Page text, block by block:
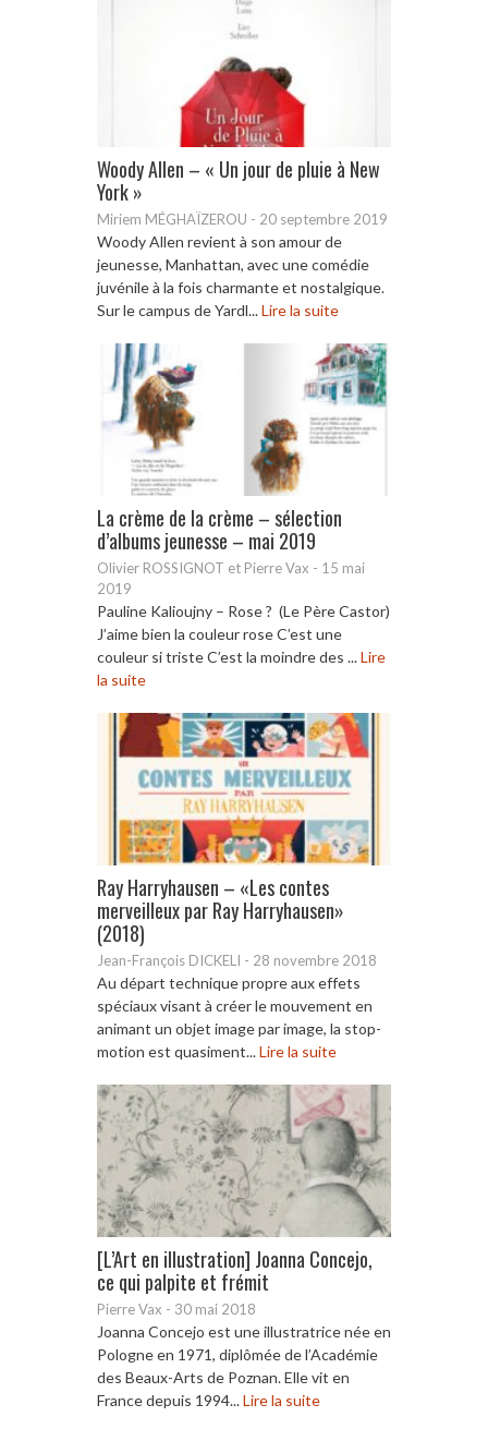
Woody Allen – « Un jour de pluie à New
York »
Miriem MÉGHAÏZEROU - 20 septembre 2019
Woody Allen revient à son amour de
jeunesse, Manhattan, avec une comédie
juvénile à la fois charmante et nostalgique.
Sur le campus de Yardl...Lire la suite
La crème de la crème – sélection
d’albums jeunesse – mai 2019
Olivier ROSSIGNOT et Pierre Vax - 15 mai
2019
Pauline Kalioujny – Rose ? (Le Père Castor)
J’aime bien la couleur rose C’est une
couleur si triste C’est la moindre des ...Lire
la suite
Ray Harryhausen – «Les contes
merveilleux par Ray Harryhausen»
(2018)
Jean-François DICKELI - 28 novembre 2018
Au départ technique propre aux effets
spéciaux visant à créer le mouvement en
animant un objet image par image, la stop-
motion est quasiment...Lire la suite
[L’Art en illustration] Joanna Concejo,
ce qui palpite et frémit
Pierre Vax - 30 mai 2018
Joanna Concejo est une illustratrice née en
Pologne en 1971, diplômée de l’Académie
des Beaux-Arts de Poznan. Elle vit en
France depuis 1994...Lire la suite